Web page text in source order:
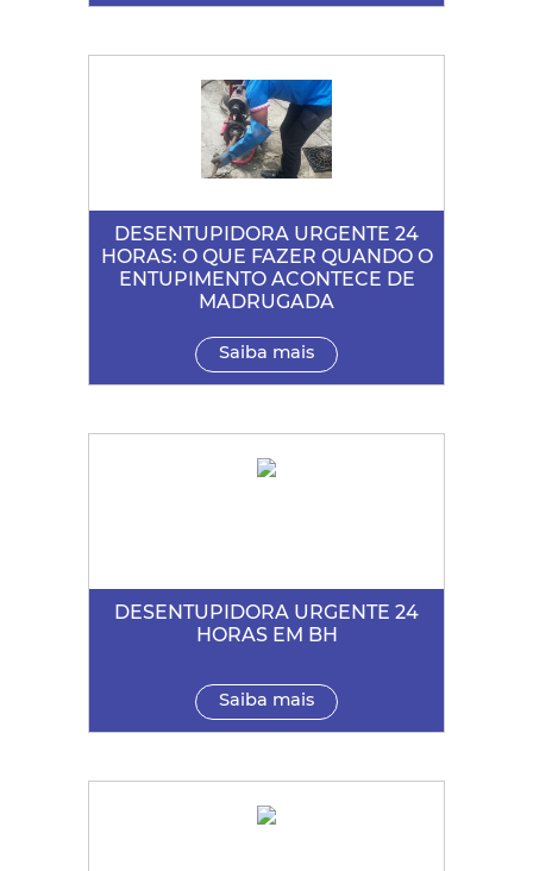
DESENTUPIDORA URGENTE 24
HORAS: O QUE FAZER QUANDO O
ENTUPIMENTO ACONTECE DE
MADRUGADA
Saiba mais
DESENTUPIDORA URGENTE 24
HORAS EM BH
Saiba mais